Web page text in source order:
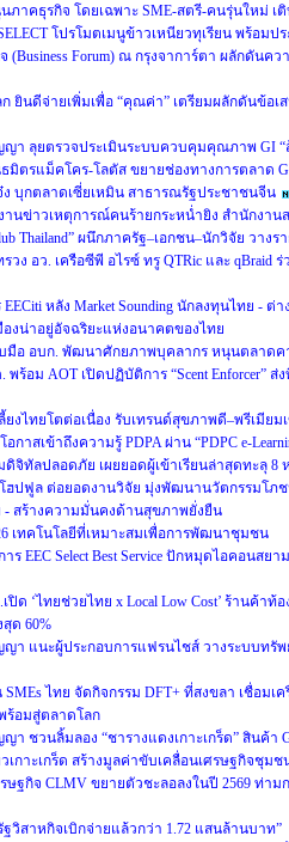
าคธุรกิจ โดยเฉพาะ SME-สตรี-คนรุ่นใหม่ เ
โปรโมตเมนูข้าวเหนียวทุเรียน พร้อม
(Business Forum) ณ กรุงจาการ์ตา ผลักดัน
ยินดีจ่ายเพิ่มเพื่อ “คุณค่า” เตรียมผลักดันข้อเ
า ลุยตรวจประเมินระบบควบคุมคุณภาพ GI “
ตรแม็คโคร-โลตัส ขยายช่องทางการตลาด
บุกตลาดเซี่ยเหมิน สาธารณรัฐประชาชนจีน
านข่าวเหตุการณ์คนร้ายกระหน่ำยิง สำนักงา
Thailand” ผนึกภาครัฐ–เอกชน–นักวิจัย ว
วง อว. เครือซีพี อไรซ์ ทรู QTRic และ
EECiti หลัง Market Sounding นักลงทุนไทย -
งน่าอยู่อัจฉริยะแห่งอนาคตของไทย
มือ อบก. พัฒนาศักยภาพบุคลากร หนุนตลาดค
ร้อม AOT เปิดปฏิบัติการ “Scent
งไทยโตต่อเนื่อง รับเทรนด์สุขภาพดี–พรีเมียม
กาสเข้าถึงความรู้ PDPA ผ่าน “PDPC e-
จิทัลปลอดภัย เผยยอดผู้เข้าเรียนล่าสุดทะลุ 8
ฮปฟูล ต่อยอดงานวิจัย มุ่งพัฒนานวัตกรรมโภช
- สร้างความมั่นคงด้านสุขภาพยั่งยืน
เทคโนโลยีที่เหมาะสมเพื่อการพัฒนาชุมชน
าร EEC Select Best Service ปักหมุดไอคอน
ปิด ‘ไทยช่วยไทย x Local Low Cost’ ร้านค้า
ด 60%
า แนะผู้ประกอบการแฟรนไชส์ วางระบบทรั
ไทย จัดกิจกรรม DFT+ ที่สงขลา เชื่อม
ร้อมสู่ตลาดโลก
า ชวนลิ้มลอง “ชารางแดงเกาะเกร็ด” สิน
เกาะเกร็ด สร้างมูลค่าขับเคลื่อนเศรษฐกิจชุมช
รษฐกิจ CLMV ขยายตัวชะลอลงในปี 2569 ท่
วิสาหกิจเบิกจ่ายแล้วกว่า 1.72 แสนล้านบาท”